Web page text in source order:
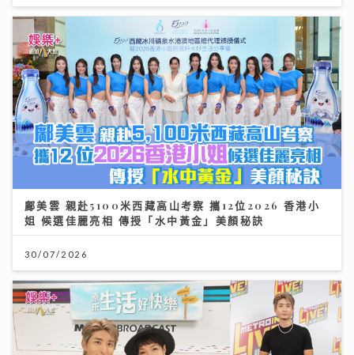
鄺美雲 親赴5100米西藏高山考察 攜12位2026 香港小
姐 候選佳麗亮相 傳授「水中黃金」美顏秘訣
30/07/2026